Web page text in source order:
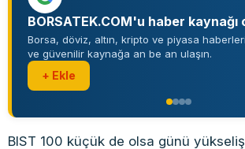
BORSATEK.COM'u haber
Borsa, döviz, altın, kripto ve piyasa
ve güvenilir kaynağa an be an ulaşın.
+ Ekle
BIST 100 küçük de olsa günü